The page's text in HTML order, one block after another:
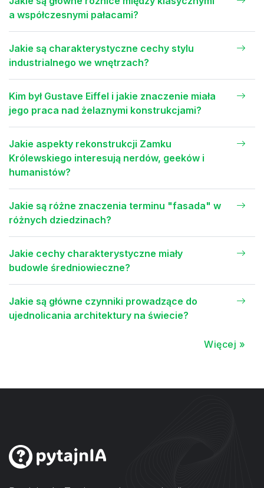
a współczesnymi pałacami?
Jakie są charakterystyczne cechy stylu
industrialnego we wnętrzach?
Kim był Gustave Eiffel i jakie znaczenie miała
jego praca nad żelaznymi konstrukcjami?
Jakie aspekty rekonstrukcji Zamku
Królewskiego interesują nerdów, geeków i
humanistów?
Jakie są różne znaczenia terminu "fasada" w
różnych dziedzinach?
Jakie cechy charakterystyczne miały
budowle średniowieczne?
Jakie są główne czynniki prowadzące do
ujednolicania architektury na świecie?
Więcej »